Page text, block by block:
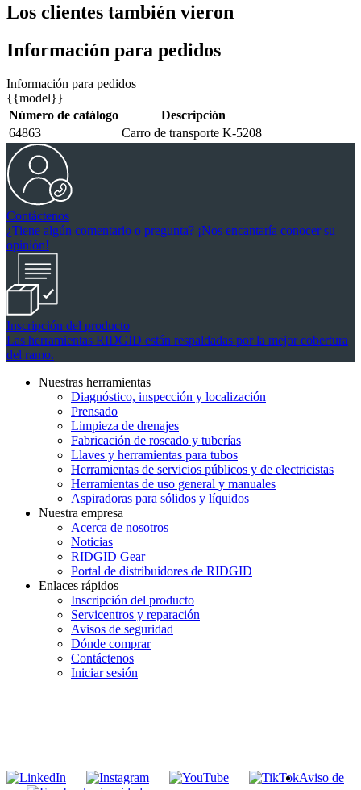
Los clientes también vieron
Información para pedidos
Información para pedidos
{{model}}
Número de catálogo
Descripción
64863
Carro de transporte K-5208
Contáctenos
¿Tiene algún comentario o pregunta? ¡Nos encantaría conocer su
opinión!
Inscripción del producto
Las herramientas RIDGID están respaldadas por la mejor cobertura
del ramo.
Nuestras herramientas
Diagnóstico, inspección y localización
Prensado
Limpieza de drenajes
Fabricación de roscado y tuberías
Llaves y herramientas para tubos
Herramientas de servicios públicos y de electricistas
Herramientas de uso general y manuales
Aspiradoras para sólidos y líquidos
Nuestra empresa
Acerca de nosotros
Noticias
RIDGID Gear
Portal de distribuidores de RIDGID
Enlaces rápidos
Inscripción del producto
Servicentros y reparación
Avisos de seguridad
Dónde comprar
Contáctenos
Iniciar sesión
Aviso de